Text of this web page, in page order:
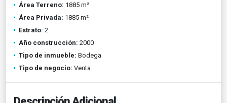
Área Terreno: 1885 m²
Área Privada: 1885 m²
Estrato: 2
Año construcción: 2000
Tipo de inmueble: Bodega
Tipo de negocio: Venta